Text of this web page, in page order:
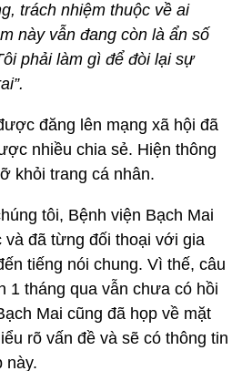
trách nhiệm thuộc về ai
này vẫn đang còn là ẩn số
phải làm gì để đòi lại sự
đăng lên mạng xã hội đã
nhiều chia sẻ. Hiện thông
khỏi trang cá nhân.
tôi, Bệnh viện Bạch Mai
đã từng đối thoại với gia
tiếng nói chung. Vì thế, câu
1 tháng qua vẫn chưa có hồi
Mai cũng đã họp về mặt
rõ vấn đề và sẽ có thông tin
này.